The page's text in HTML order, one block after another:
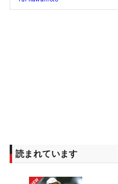
2015年より青木瀬令奈のキ
うなど活躍の場を広げている
読まれています